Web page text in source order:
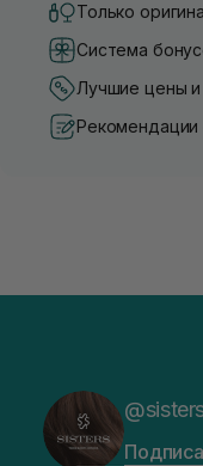
Только
Система
Лучшие цены
Рекомендации